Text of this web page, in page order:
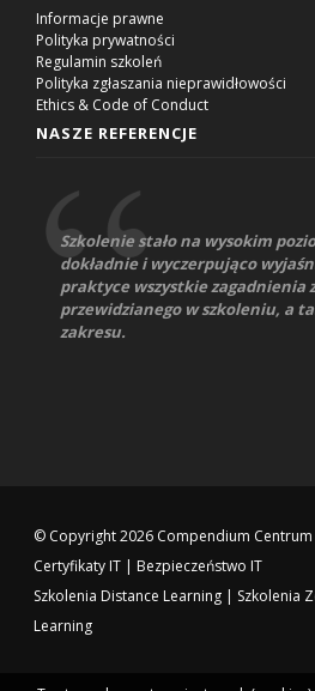
Informacje prawne
Polityka prywatności
Regulamin szkoleń
Polityka zgłaszania nieprawidłowości
Ethics & Code of Conduct
NASZE REFERENCJE
Szkolenie stało na wysokim
dokładnie i wyczerpująco
praktyce wszystkie zagadnienia
przewidzianego w szkoleniu, a
zakresu.
© Copyright 2026 Compendium Centrum
Certyfikaty IT | Bezpieczeństwo IT
Szkolenia Distance Learning | Szkolenia
Learning